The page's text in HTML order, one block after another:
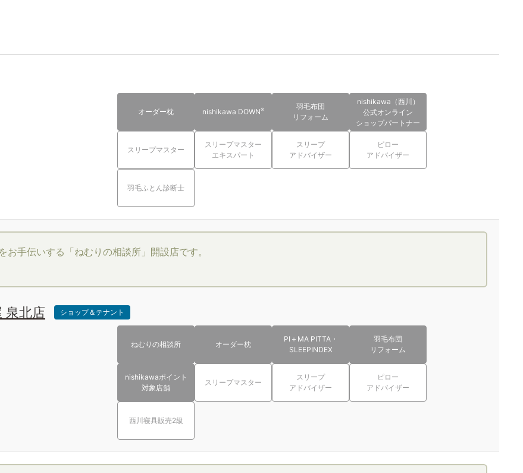
オーダー枕 nishikawa DOWN®
羽毛布団
リフォーム
nishikawa（西川）
公式オンライン
ショップパートナー
スリープマスター
スリープマスター
エキスパート
スリープ
アドバイザー
ピロー
アドバイザー
羽毛ふとん診断士
手伝いする「ねむりの相談所」開設店です。
泉北店 ショップ＆テナント
ねむりの相談所 オーダー枕
PI＋MA PITTA・
SLEEPINDEX
羽毛布団
リフォーム
nishikawaポイント
対象店舗
スリープマスター
スリープ
アドバイザー
ピロー
アドバイザー
西川寝具販売2級